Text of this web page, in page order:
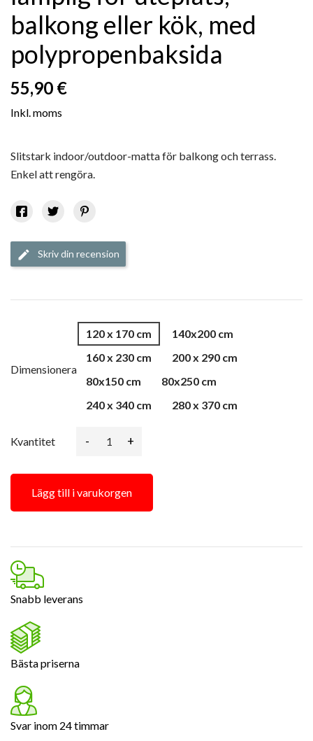
balkong eller kök, med
polypropenbaksida
55,90 €
Inkl. moms
Slitstark indoor/outdoor-matta för balkong och terrass.
Enkel att rengöra.
edit Skriv din recension
Dimensionera
120 x 170 cm
140x200 cm
160 x 230 cm
200 x 290 cm
80x150 cm
80x250 cm
240 x 340 cm
280 x 370 cm
Kvantitet - +
Lägg till i varukorgen
Snabb leverans
Bästa priserna
Svar inom 24 timmar